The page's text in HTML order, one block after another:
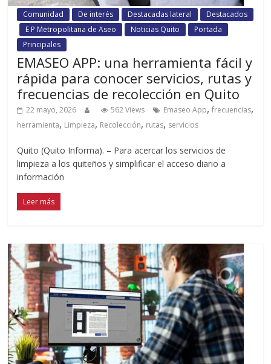
Comunidad De interés Destacadas lateral
Destacados
E P Metropolitana de Aseo
Noticias Quito
Portada
Principales
EMASEO APP: una herramienta fácil y
rápida para conocer servicios, rutas y
frecuencias de recolección en Quito
22 mayo, 2026 562 Views Emaseo App,frecuencias,
herramienta, Limpieza, Recolección, rutas, servicios
Quito (Quito Informa). – Para acercar los servicios de
limpieza a los quiteños y simplificar el acceso diario a
información
Leer más